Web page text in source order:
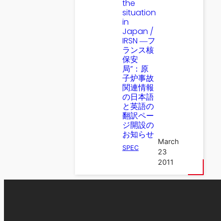
the
situation
in
Japan /
IRSN ―フ
ランス核
保安
局”：原
子炉事故
関連情報
の日本語
と英語の
翻訳ペー
ジ開設の
お知らせ
SPEC
March
23
2011